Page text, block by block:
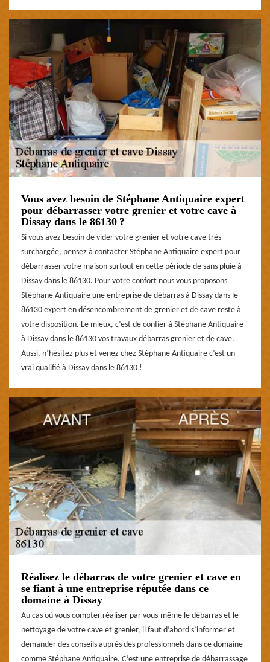
Vous avez besoin de Stéphane Antiquaire expert
pour débarrasser votre grenier et votre cave à
Dissay dans le 86130 ?
Si vous avez besoin de vider votre grenier et votre cave très
surchargée, pensez à contacter Stéphane Antiquaire expert pour
débarrasser votre maison surtout en cette période de sans pluie à
Dissay dans le 86130. Pour votre confort nous vous proposons
Stéphane Antiquaire une entreprise de débarras à Dissay dans le
86130 expert en désencombrement de grenier et de cave reste à
votre disposition. Le mieux, c’est de confier à Stéphane Antiquaire
à Dissay dans le 86130 vos travaux débarras grenier et de cave.
Aussi, n’hésitez plus et venez chez Stéphane Antiquaire c’est un
vrai qualifié à Dissay dans le 86130 !
Réalisez le débarras de votre grenier et cave en
se fiant à une entreprise réputée dans ce
domaine à Dissay
Au cas où vous compter réaliser par vous-même le débarras et le
nettoyage de votre cave et grenier, il faut d’abord s’informer et
demander des conseils auprès des professionnels dans ce domaine
comme Stéphane Antiquaire. C’est une entreprise de débarrassage